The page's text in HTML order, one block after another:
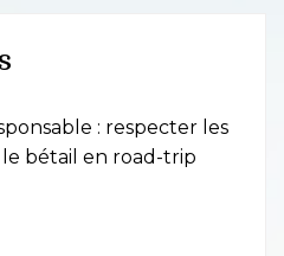
: respecter les
bétail en road-trip